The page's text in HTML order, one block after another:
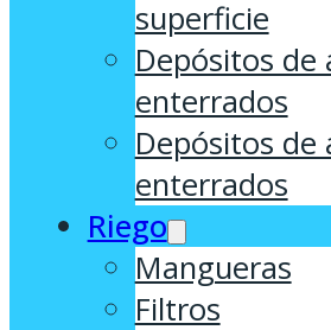
superficie
Depósitos de
enterrados
Depósitos de
enterrados
Riego
Mangueras
Filtros